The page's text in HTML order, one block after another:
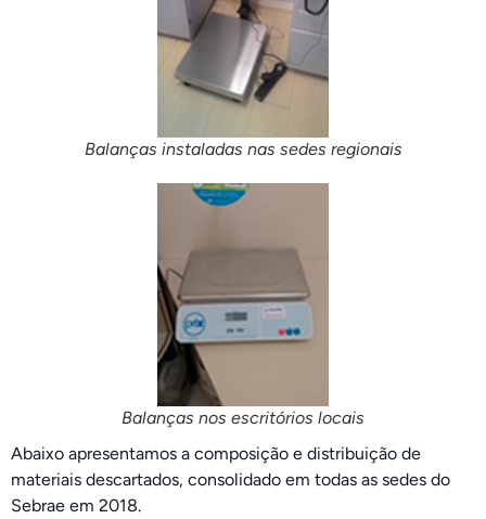
Balanças instaladas nas sedes regionais
Balanças nos escritórios locais
Abaixo apresentamos a composição e distribuição de
materiais descartados, consolidado em todas as sedes do
Sebrae em 2018.